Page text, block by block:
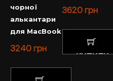
чорної
алькантари
для MacBook
3240 грн
3620 грн
КУПИТИ